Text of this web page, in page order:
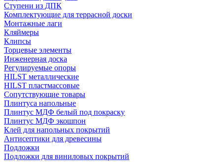
Ступени из ДПК
Комплектующие для террасной доски
Монтажные лаги
Кляймеры
Клипсы
Торцевые элементы
Инженерная доска
Регулируемые опоры
HILST металлические
HILST пластмассовые
Сопутствующие товары
Плинтуса напольные
Плинтус МДФ белый под покраску
Плинтус МДФ экошпон
Клей для напольных покрытий
Антисептики для древесины
Подложки
Подложки для виниловых покрытий